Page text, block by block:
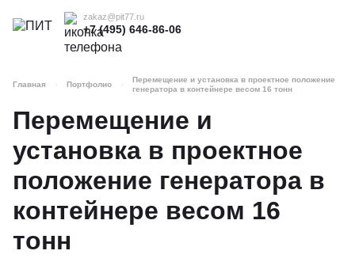
zakaz@pit77.ru
+7 (495) 646-86-06
Главная Портфолио
Перемещение и установка в проектное положение
генератора в контейнере весом 16 тонн
Перемещение и
установка в проектное
положение генератора в
контейнере весом 16
тонн